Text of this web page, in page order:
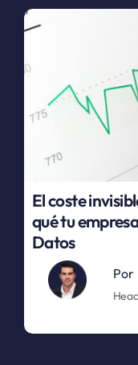
El coste
qué tu
Datos
Por